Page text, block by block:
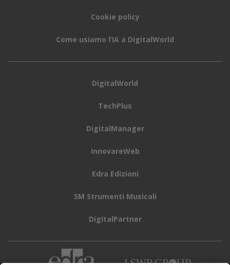
Cookie policy
Come usiamo l’IA a DigitalWorld
DigitalWorld
TechPlus
DigitalManager
InnovareWeb
Edra Edizioni
SM Strumenti Musicali
DigitalPartner